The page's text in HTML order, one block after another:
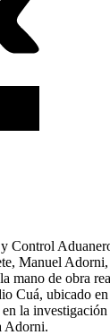
Control
Manuel Adorni,
mano de obra
Cuá, ubicado
la
Adorni.